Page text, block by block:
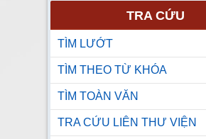
TRA CỨU
TÌM LƯỚT
TÌM THEO TỪ KHÓA
TÌM TOÀN VĂN
TRA CỨU LIÊN THƯ VIỆN